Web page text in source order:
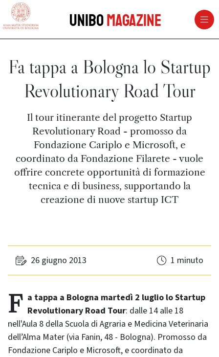
vai al contenuto della pagina
UniboMagazine
Fa tappa a Bologna lo Startup
Revolutionary Road Tour
Il tour itinerante del progetto Startup
Revolutionary Road - promosso da
Fondazione Cariplo e Microsoft, e
coordinato da Fondazione Filarete - vuole
offrire concrete opportunità di formazione
tecnica e di business, supportando la
creazione di nuove startup ICT
26 giugno 2013 1 minuto
Fa tappa a Bologna martedì 2 luglio loStartup
Revolutionary Road Tour: dalle 14 alle 18
nell'Aula 8 della Scuola di Agraria e Medicina Veterinaria
dell’Alma Mater (via Fanin, 48 - Bologna). Promosso da
Fondazione Cariplo e Microsoft, e coordinato da